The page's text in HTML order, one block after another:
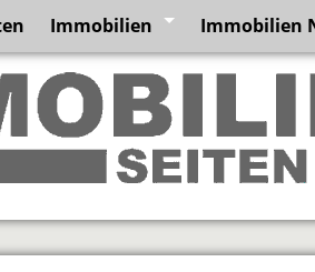
Immobilien Immobilien